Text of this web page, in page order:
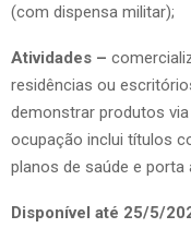
(com dispensa militar);
Atividades –
residências ou
demonstrar produtos
ocupação inclui títulos
planos de saúde e porta
Disponível até 25/5/